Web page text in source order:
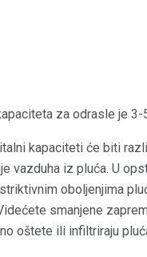
za odrasle je 3-
kapaciteti će biti
vazduha iz pluća. U
oboljenjima
smanjene
oštete ili infiltriraju